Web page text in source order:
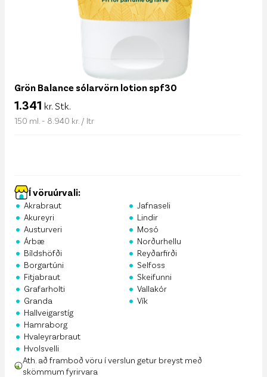
Grön Balance sólarvörn lotion spf30
1.341 kr. Stk.
150 ml. - 8.940 kr. / ltr
Í vöruúrvali:
• Akrabraut
• Akureyri
• Austurveri
• Árbæ
• Bíldshöfði
• Borgartúni
• Fitjabraut
• Grafarholti
• Granda
• Hallveigarstíg
• Hamraborg
• Hvaleyrarbraut
• Hvolsvelli
• Jafnaseli
• Lindir
• Mosó
• Norðurhellu
• Reyðarfirði
• Selfoss
• Skeifunni
• Vallakór
• Vík
Ath. að framboð vöru í verslun getur breyst með
skömmum fyrirvara